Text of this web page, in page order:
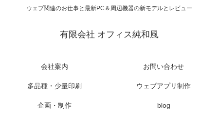
ウェブ関連のお仕事と最新PC＆周辺機器の新モデルとレビュー
有限会社 オフィス純和風
会社案内 お問い合わせ
多品種・少量印刷 ウェブアプリ制作
企画・制作
blog